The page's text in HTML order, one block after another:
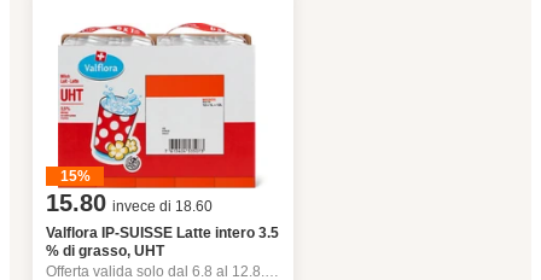
15%
15.80 invece di 18.60
Valflora IP-SUISSE Latte intero 3.5
% di grasso, UHT
Offerta valida solo dal 6.8 al 12.8.2026, fino a esaurimento dello stock.